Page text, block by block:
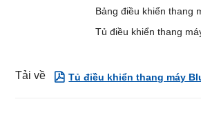
Bảng điều khiển thang
Tủ điều khiển thang
Tải về  Tủ điều khiển thang máy